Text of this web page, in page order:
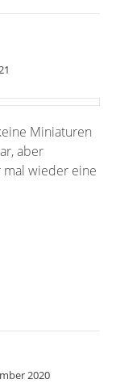
Miniaturen
aber
mal wieder eine
2020